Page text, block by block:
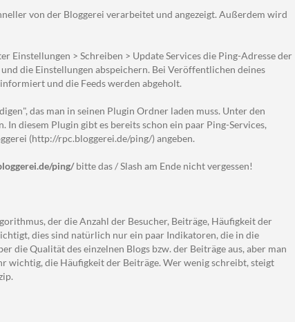
von der Bloggerei verarbeitet und angezeigt. Außerdem wird
Einstellungen > Schreiben > Update Services die Ping-Adresse der
die Einstellungen abspeichern. Bei Veröffentlichen deines
und die Feeds werden abgeholt.
das man in seinen Plugin Ordner laden muss. Unter den
In diesem Plugin gibt es bereits schon ein paar Ping-Services,
(http://rpc.bloggerei.de/ping/) angeben.
ping/bitte das / Slash am Ende nicht vergessen!
der die Anzahl der Besucher, Beiträge, Häufigkeit der
dies sind natürlich nur ein paar Indikatoren, die in die
die Qualität des einzelnen Blogs bzw. der Beiträge aus, aber man
wichtig, die Häufigkeit der Beiträge. Wer wenig schreibt, steigt